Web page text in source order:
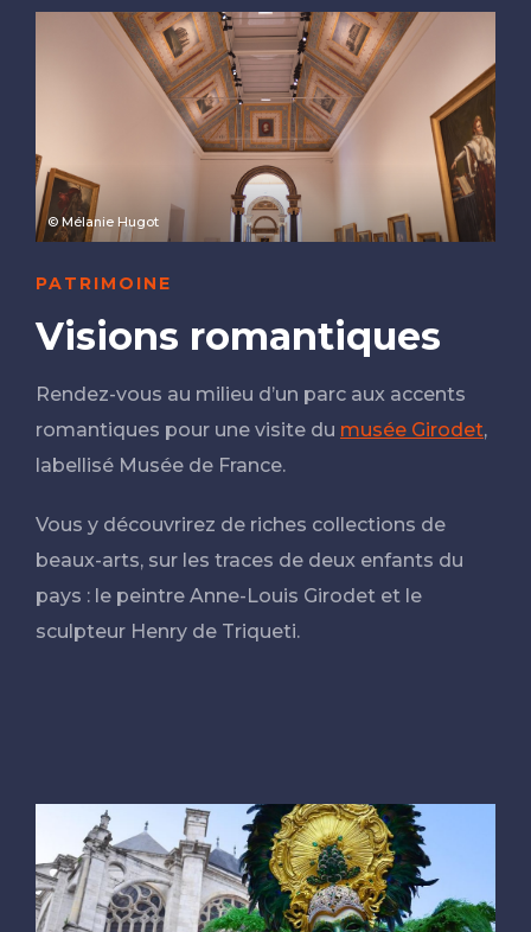
© Mélanie Hugot
PATRIMOINE
Visions romantiques
Rendez-vous au milieu d’un parc aux accents
romantiques pour une visite du musée Girodet,
labellisé Musée de France.
Vous y découvrirez de riches collections de
beaux-arts, sur les traces de deux enfants du
pays : le peintre Anne-Louis Girodet et le
sculpteur Henry de Triqueti.